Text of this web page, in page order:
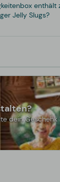
Jelly Slugs?
dein Geschenk